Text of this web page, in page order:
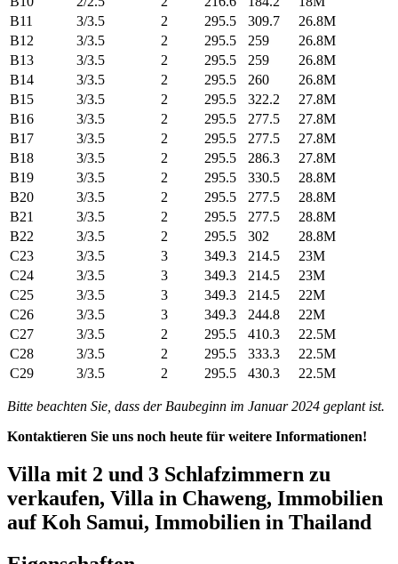
B11
3/3.5 2 295.5 309.7
26.8M
B12
3/3.5 2 295.5 259
26.8M
B13
3/3.5 2 295.5 259
26.8M
B14
3/3.5 2 295.5 260
26.8M
B15
3/3.5 2 295.5 322.2
27.8M
B16
3/3.5 2 295.5 277.5
27.8M
B17
3/3.5 2 295.5 277.5
27.8M
B18
3/3.5 2 295.5 286.3
27.8M
B19
3/3.5 2 295.5 330.5
28.8M
B20
3/3.5 2 295.5 277.5
28.8M
B21
3/3.5 2 295.5 277.5
28.8M
B22
3/3.5 2 295.5 302
28.8M
C23
3/3.5 3 349.3 214.5
23M
C24
3/3.5 3 349.3 214.5
23M
C25
3/3.5 3 349.3 214.5
22M
C26
3/3.5 3 349.3 244.8
22M
C27
3/3.5 2 295.5 410.3
22.5M
C28
3/3.5 2 295.5 333.3
22.5M
C29
3/3.5 2 295.5 430.3 22.5M
Bitte beachten Sie, dass der Baubeginn im Januar 2024 geplant ist.
Kontaktieren Sie uns noch heute für weitere Informationen!
Villa mit 2 und 3 Schlafzimmern zu
verkaufen, Villa in Chaweng, Immobilien
auf Koh Samui, Immobilien in Thailand